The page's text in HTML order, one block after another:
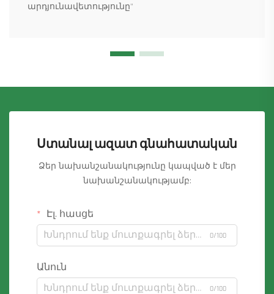
արդյունավետությունը"
Ստանալ ազատ գնահատական
Ձեր նախանշանակությունը կապված է մեր
նախանշանակությամբ:
Էլ. հասցե
0/100
Անուն
0/100